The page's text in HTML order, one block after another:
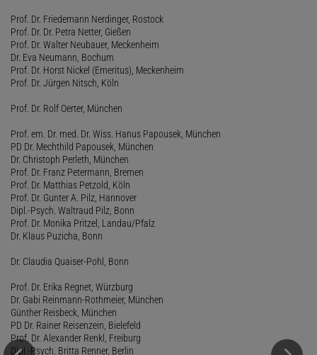
Prof. Dr. Friedemann Nerdinger, Rostock
Prof. Dr. Dr. Petra Netter, Gießen
Prof. Dr. Walter Neubauer, Meckenheim
Dr. Eva Neumann, Bochum
Prof. Dr. Horst Nickel (Emeritus), Meckenheim
Prof. Dr. Jürgen Nitsch, Köln
Prof. Dr. Rolf Oerter, München
Prof. em. Dr. med. Dr. Wiss. Hanus Papousek, München
PD Dr. Mechthild Papousek, München
Dr. Christoph Perleth, München
Prof. Dr. Franz Petermann, Bremen
Prof. Dr. Matthias Petzold, Köln
Prof. Dr. Gunter A. Pilz, Hannover
Dipl.-Psych. Waltraud Pilz, Bonn
Prof. Dr. Monika Pritzel, Landau/Pfalz
Dr. Klaus Puzicha, Bonn
Dr. Claudia Quaiser-Pohl, Bonn
Prof. Dr. Erika Regnet, Würzburg
Dr. Gabi Reinmann-Rothmeier, München
Günther Reisbeck, München
PD Dr. Rainer Reisenzein, Bielefeld
Prof. Dr. Alexander Renkl, Freiburg
Dipl.-Psych. Britta Renner, Berlin